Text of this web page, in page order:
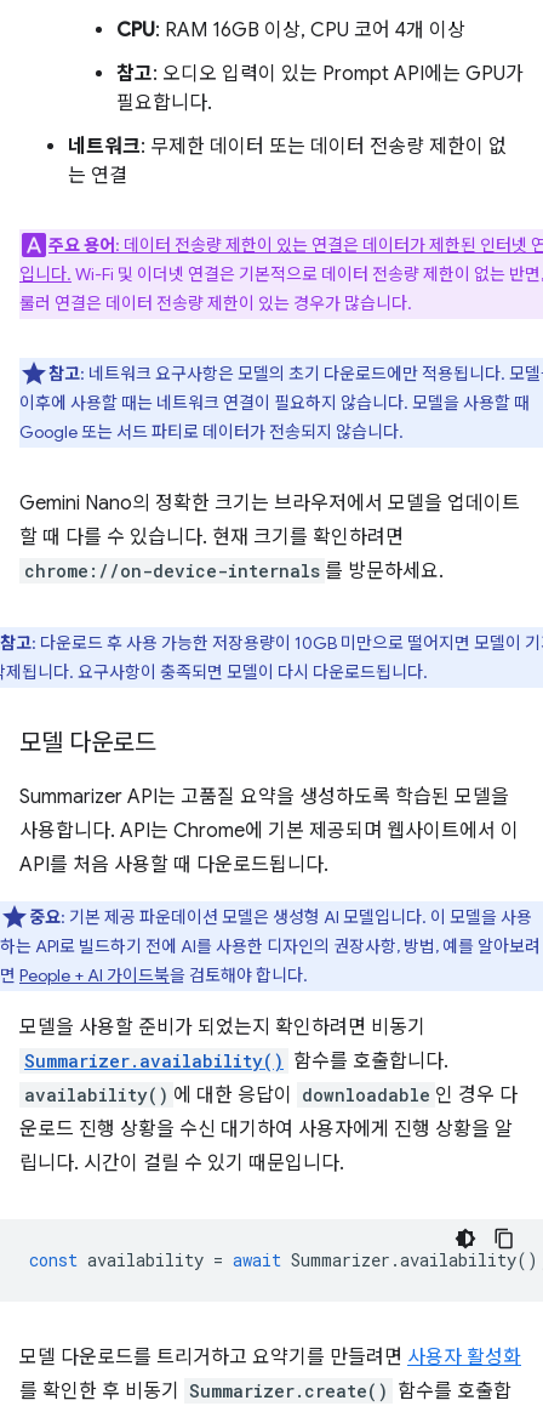
CPU: RAM 16GB 이상, CPU 코어 4개 이상
참고: 오디오 입력이 있는 Prompt API에는 GPU가
필요합니다.
네트워크: 무제한 데이터 또는 데이터 전송량 제한이 없
는 연결
주요 용어: 데이터 전송량 제한이 있는 연결은 데이터가 제한된 인터넷
입니다. Wi-Fi 및 이더넷 연결은 기본적으로 데이터 전송량 제한이 없는 반
룰러 연결은 데이터 전송량 제한이 있는 경우가 많습니다.
참고: 네트워크 요구사항은 모델의 초기 다운로드에만 적용됩니다. 모
이후에 사용할 때는 네트워크 연결이 필요하지 않습니다. 모델을 사용할 때
Google 또는 서드 파티로 데이터가 전송되지 않습니다.
Gemini Nano의 정확한 크기는 브라우저에서 모델을 업데이트
할 때 다를 수 있습니다. 현재 크기를 확인하려면
chrome://on-device-internals 를 방문하세요.
참고: 다운로드 후 사용 가능한 저장용량이 10GB 미만으로 떨어지면 모델이
제됩니다. 요구사항이 충족되면 모델이 다시 다운로드됩니다.
모델 다운로드
Summarizer API는 고품질 요약을 생성하도록 학습된 모델을
사용합니다. API는 Chrome에 기본 제공되며 웹사이트에서 이
API를 처음 사용할 때 다운로드됩니다.
중요: 기본 제공 파운데이션 모델은 생성형 AI 모델입니다. 이 모델을 사용
하는 API로 빌드하기 전에 AI를 사용한 디자인의 권장사항, 방법, 예를 알아보려
면 People + AI 가이드북을 검토해야 합니다.
모델을 사용할 준비가 되었는지 확인하려면 비동기
Summarizer.availability() 함수를 호출합니다.
availability() 에 대한 응답이 downloadable 인 경우 다
운로드 진행 상황을 수신 대기하여 사용자에게 진행 상황을 알
립니다. 시간이 걸릴 수 있기 때문입니다.
const availability = await Summarizer .availability
모델 다운로드를 트리거하고 요약기를 만들려면 사용자 활성화
를 확인한 후 비동기
Summarizer.create() 함수를 호출합